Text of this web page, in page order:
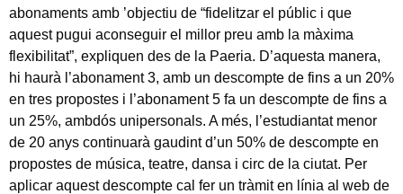
abonaments amb ’objectiu de “fidelitzar el públic i que
aquest pugui aconseguir el millor preu amb la màxima
flexibilitat”, expliquen des de la Paeria. D’aquesta manera,
hi haurà l’abonament 3, amb un descompte de fins a un 20%
en tres propostes i l’abonament 5 fa un descompte de fins a
un 25%, ambdós unipersonals. A més, l’estudiantat menor
de 20 anys continuarà gaudint d’un 50% de descompte en
propostes de música, teatre, dansa i circ de la ciutat. Per
aplicar aquest descompte cal fer un tràmit en línia al web de